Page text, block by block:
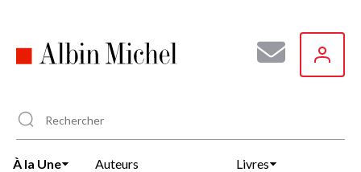
principal
À la Une Auteurs Livres